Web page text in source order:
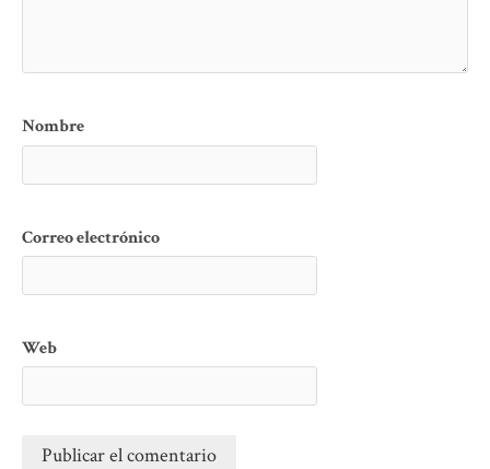
Nombre
Correo electrónico
Web